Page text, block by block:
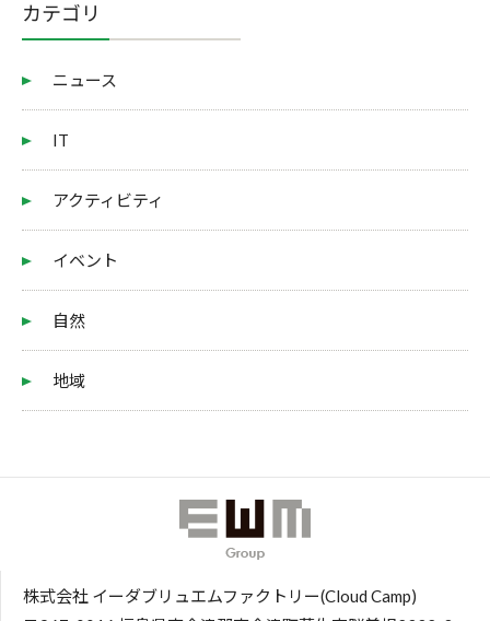
カテゴリ
ニュース
IT
アクティビティ
イベント
自然
地域
株式会社 イーダブリュエムファクトリー(Cloud Camp)